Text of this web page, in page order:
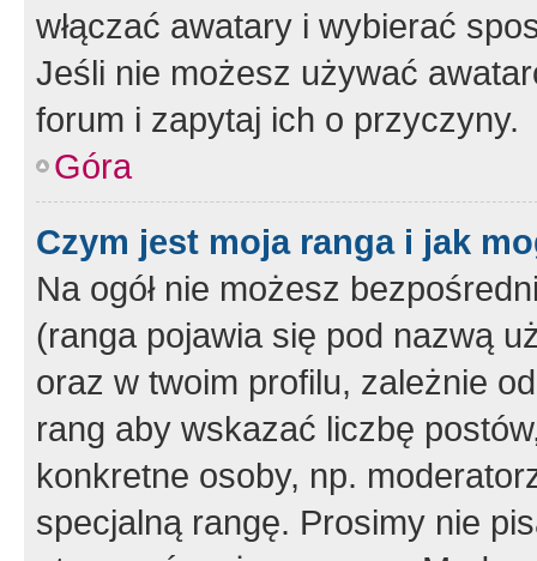
włączać awatary i wybierać
Jeśli nie możesz używać
forum i zapytaj ich o przyczyny.
Góra
Czym jest moja ranga i jak
Na ogół nie możesz
(ranga pojawia się pod nazwą
oraz w twoim profilu, zależnie
rang aby wskazać liczbę
konkretne osoby, np.
specjalną rangę. Prosimy nie